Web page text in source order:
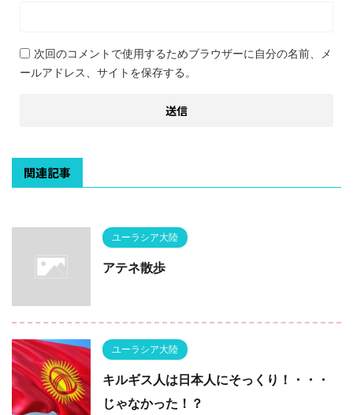
次回のコメントで使用するためブラウザーに自分の名前、メ
ールアドレス、サイトを保存する。
関連記事
ユーラシア大陸
アテネ散歩
ユーラシア大陸
キルギス人は日本人にそっくり！・・・
じゃなかった！？